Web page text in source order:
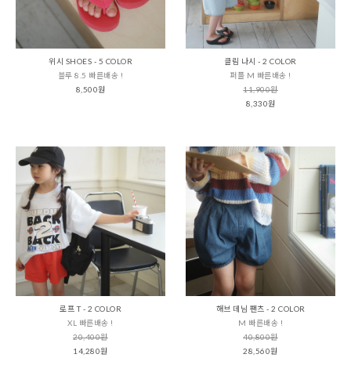
위시 SHOES - 5 COLOR
블루 8.5 빠른배송 !
8,500원
클림 나시 - 2 COLOR
퍼플 M 빠른배송 !
11,900원
8,330원
로프 T - 2 COLOR
XL 빠른배송 !
20,400원
14,280원
해브 데님 팬츠 - 2 COLOR
M 빠른배송 !
40,800원
28,560원